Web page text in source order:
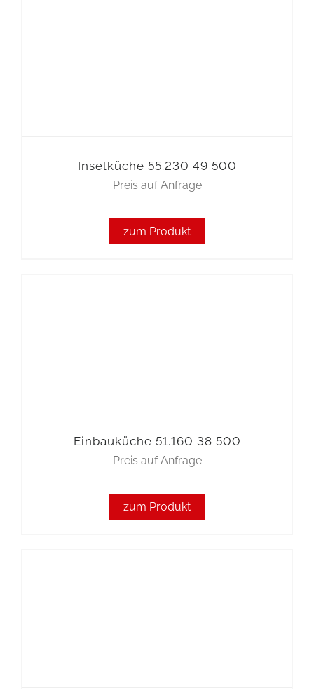
Inselküche 55.230 49 500
Preis auf Anfrage
zum Produkt
Einbauküche 51.160 38 500
Preis auf Anfrage
zum Produkt